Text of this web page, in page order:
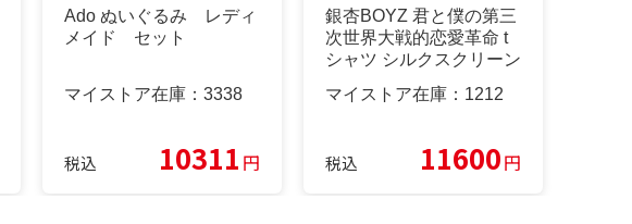
Ado ぬいぐるみ レディ
メイド セット
マイストア在庫： 3338
税込 10311 円
銀杏BOYZ 君と僕の第三
次世界大戦的恋愛革命 t
シャツ シルクスクリーン
マイストア在庫： 1212
税込 11600円